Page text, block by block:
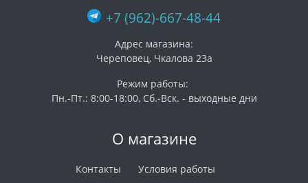
О магазине
Контакты
Условия работы
+7 (962)-667-48-44
Адрес магазина:
Череповец, Чкалова 23а
Режим работы:
Пн.-Пт.: 8:00-18:00, Сб.-Вск. - выходные дни